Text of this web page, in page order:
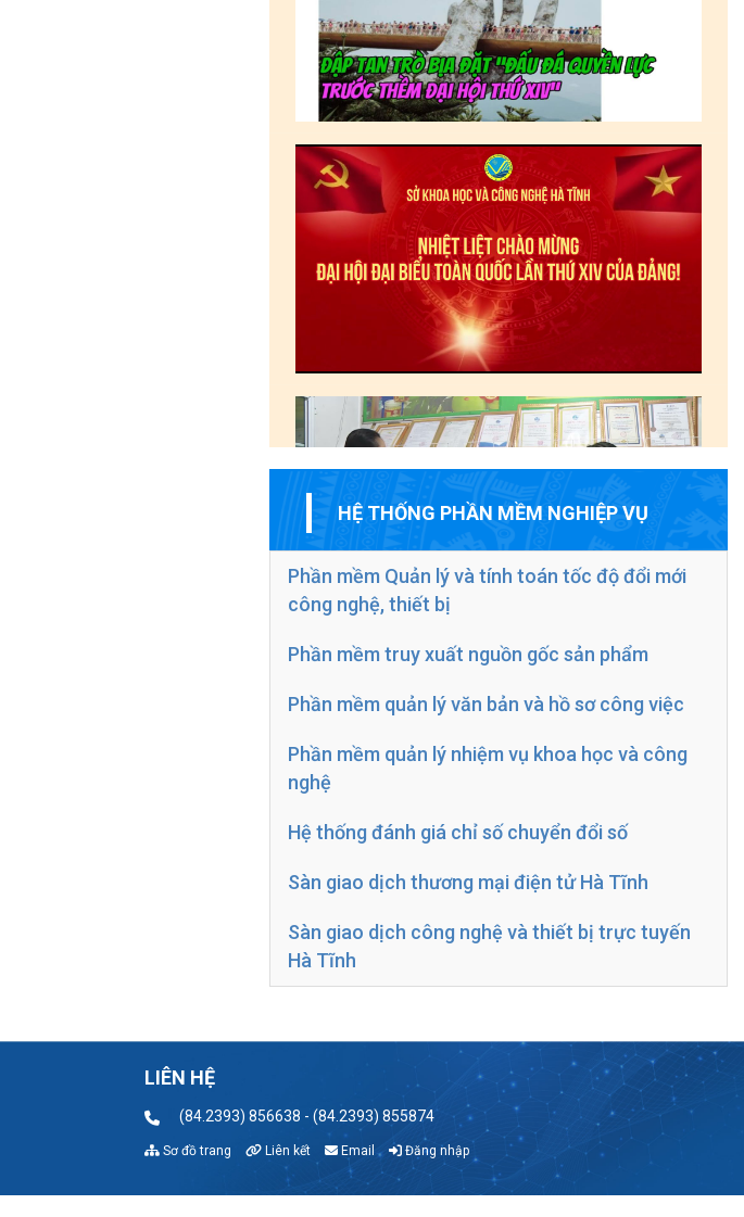
HỆ THỐNG PHẦN MỀM NGHIỆP VỤ
Phần mềm Quản lý và tính toán tốc độ đổi mới
công nghệ, thiết bị
Phần mềm truy xuất nguồn gốc sản phẩm
Phần mềm quản lý văn bản và hồ sơ công việc
Phần mềm quản lý nhiệm vụ khoa học và công
nghệ
Hệ thống đánh giá chỉ số chuyển đổi số
Sàn giao dịch thương mại điện tử Hà Tĩnh
Sàn giao dịch công nghệ và thiết bị trực tuyến
Hà Tĩnh
LIÊN HỆ
(84.2393) 856638 - (84.2393) 855874
Sơ đồ trang Liên kết Email Đăng nhập